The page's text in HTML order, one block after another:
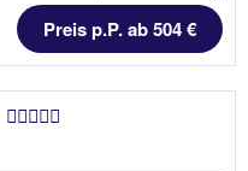
Preis p.P. ab 504 €